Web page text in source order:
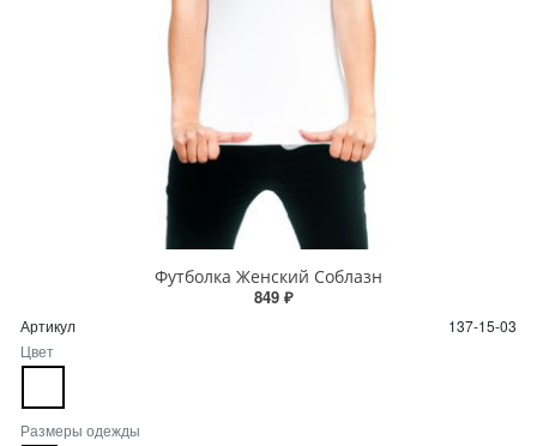
Футболка Женский Соблазн
849 ₽
Артикул
137-15-03
Цвет
Размеры одежды